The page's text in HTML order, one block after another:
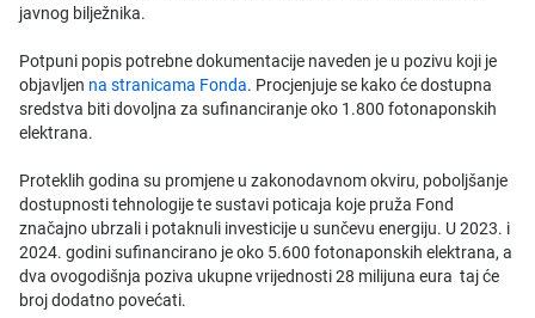
javnog bilježnika.
Potpuni popis potrebne dokumentacije naveden je u pozivu koji je
objavljen na stranicama Fonda. Procjenjuje se kako će dostupna
sredstva biti dovoljna za sufinanciranje oko 1.800 fotonaponskih
elektrana.
Proteklih godina su promjene u zakonodavnom okviru, poboljšanje
dostupnosti tehnologije te sustavi poticaja koje pruža Fond
značajno ubrzali i potaknuli investicije u sunčevu energiju. U 2023. i
2024. godini sufinancirano je oko 5.600 fotonaponskih elektrana, a
dva ovogodišnja poziva ukupne vrijednosti 28 milijuna eura taj će
broj dodatno povećati.